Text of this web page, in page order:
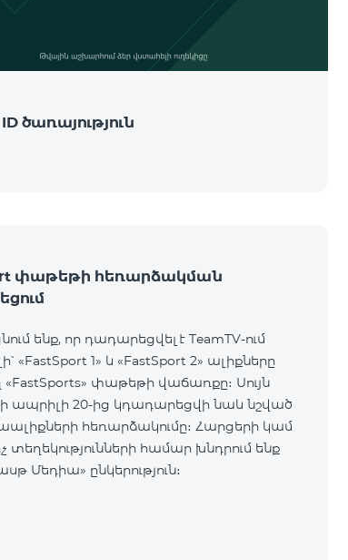
ID ծառայություն
փաթեթի հեռարձակման
ենք, որ դադարեցվել է TeamTV-ում
«FastSport 1» և «FastSport 2» ալիքները
փաթեթի վաճառքը։ Սույն
ապրիլի 20-ից կդադարեցվի նաև նշված
հեռարձակումը։ Հարցերի կամ
տեղեկությունների համար խնդրում ենք
Մեդիա» ընկերություն։